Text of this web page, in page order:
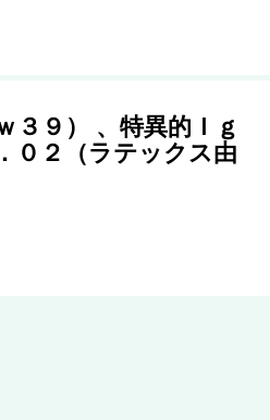
３９） 、特異的Ｉｇ
０２（ラテックス由